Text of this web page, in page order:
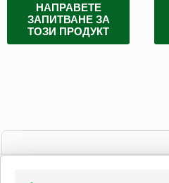
НАПРАВЕТЕ
ЗАПИТВАНЕ ЗА
ТОЗИ ПРОДУКТ